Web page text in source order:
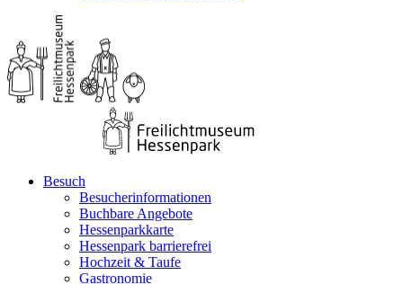
Besuch
Besucherinformationen
Buchbare Angebote
Hessenparkkarte
Hessenpark barrierefrei
Hochzeit & Taufe
Gastronomie